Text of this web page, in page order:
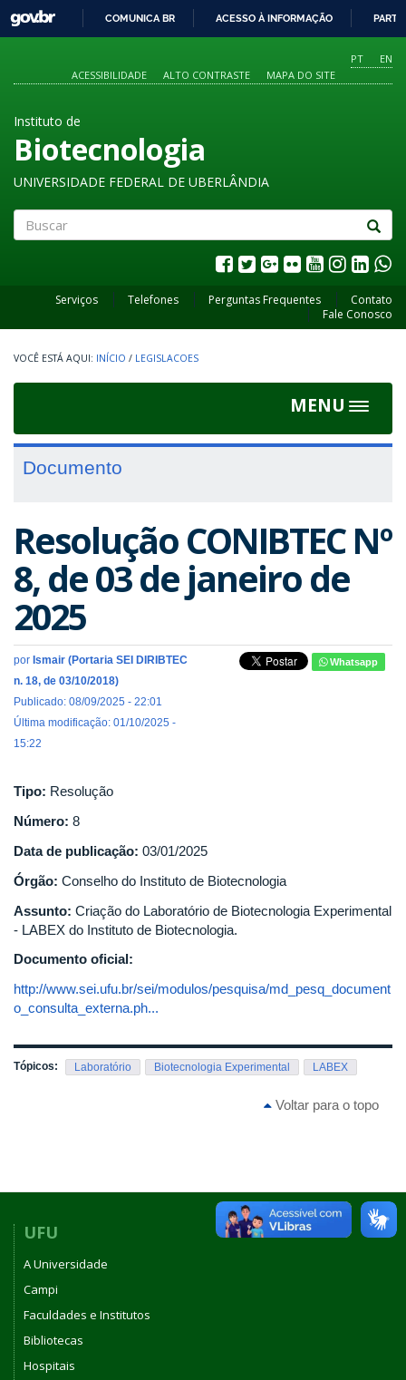
O
CONTEÚDO
GOVBR
COMUNICA BR ACESSO À INFORMAÇÃO
PT
EN
ACESSIBILIDADE
ALTO CONTRASTE MAPA DO SITE
Instituto de
Biotecnologia
UNIVERSIDADE FEDERAL DE UBERLÂNDIA
Serviços Telefones Perguntas Frequentes
Contato
Fale Conosco
INÍCIO / LEGISLACOES
MENU
Toggle
Documento
Resolução CONIBTEC Nº
8, de 03 de janeiro de
2025
por Ismair (Portaria SEI DIRIBTEC
n. 18, de 03/10/2018)
Publicado: 08/09/2025 - 22:01
Última modificação: 01/10/2025 -
15:22
Whatsapp
Tipo: Resolução
Número: 8
Data de publicação: 03/01/2025
Órgão: Conselho do Instituto de Biotecnologia
Assunto: Criação do Laboratório de Biotecnologia Experimental
- LABEX do Instituto de Biotecnologia.
Documento oficial:
http://www.sei.ufu.br/sei/modulos/pesquisa/md_pesq_document
o_consulta_externa.ph...
Tópicos: Laboratório Biotecnologia Experimental LABEX
Voltar para o topo
UFU
A Universidade
Campi
Faculdades e Institutos
Bibliotecas
Hospitais